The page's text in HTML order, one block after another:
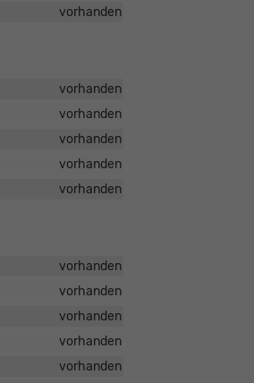
vorhanden
vorhanden
vorhanden
vorhanden
vorhanden
vorhanden
vorhanden
vorhanden
vorhanden
vorhanden
vorhanden